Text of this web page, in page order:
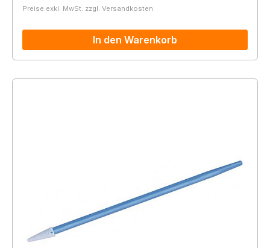
Preise exkl. MwSt. zzgl. Versandkosten
In den Warenkorb